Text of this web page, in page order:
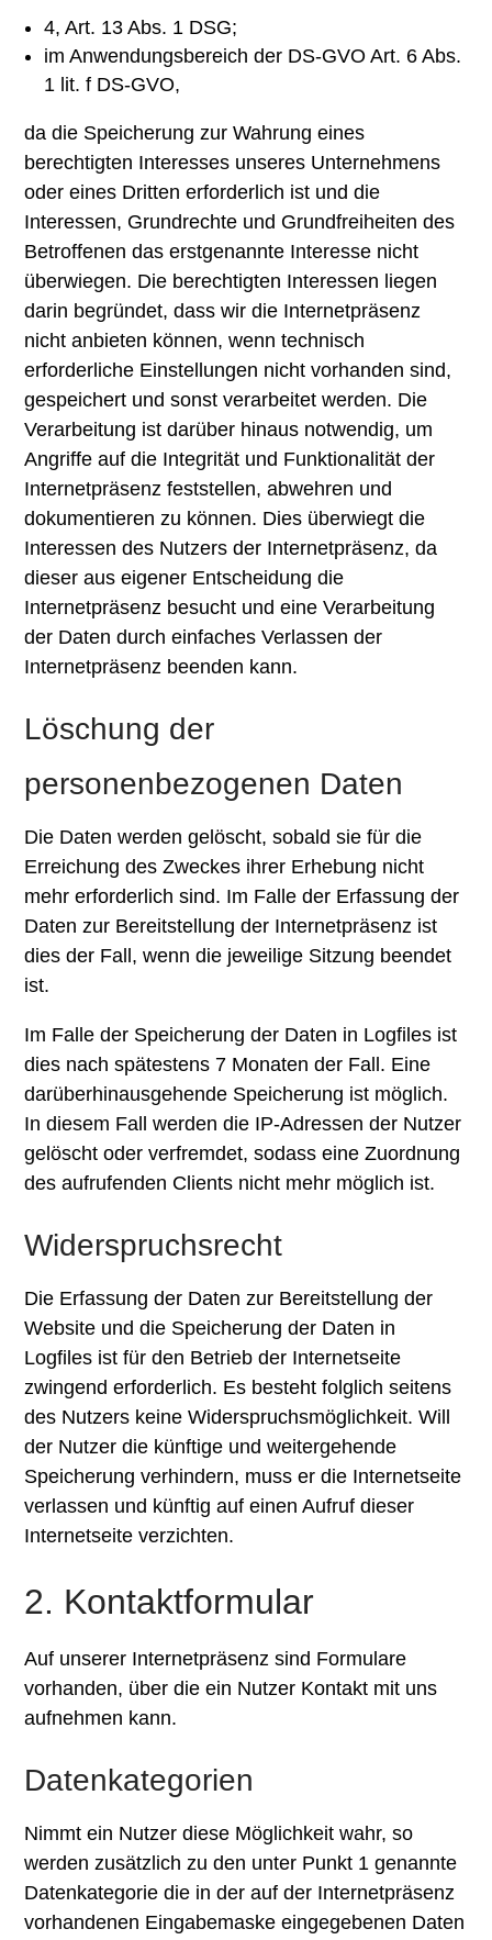
4, Art. 13 Abs. 1 DSG;
im Anwendungsbereich der DS-GVO Art. 6 Abs.
1 lit. f DS-GVO,
da die Speicherung zur Wahrung eines
berechtigten Interesses unseres Unternehmens
oder eines Dritten erforderlich ist und die
Interessen, Grundrechte und Grundfreiheiten des
Betroffenen das erstgenannte Interesse nicht
überwiegen. Die berechtigten Interessen liegen
darin begründet, dass wir die Internetpräsenz
nicht anbieten können, wenn technisch
erforderliche Einstellungen nicht vorhanden sind,
gespeichert und sonst verarbeitet werden. Die
Verarbeitung ist darüber hinaus notwendig, um
Angriffe auf die Integrität und Funktionalität der
Internetpräsenz feststellen, abwehren und
dokumentieren zu können. Dies überwiegt die
Interessen des Nutzers der Internetpräsenz, da
dieser aus eigener Entscheidung die
Internetpräsenz besucht und eine Verarbeitung
der Daten durch einfaches Verlassen der
Internetpräsenz beenden kann.
Löschung der
personenbezogenen Daten
Die Daten werden gelöscht, sobald sie für die
Erreichung des Zweckes ihrer Erhebung nicht
mehr erforderlich sind. Im Falle der Erfassung der
Daten zur Bereitstellung der Internetpräsenz ist
dies der Fall, wenn die jeweilige Sitzung beendet
ist.
Im Falle der Speicherung der Daten in Logfiles ist
dies nach spätestens 7 Monaten der Fall. Eine
darüberhinausgehende Speicherung ist möglich.
In diesem Fall werden die IP-Adressen der Nutzer
gelöscht oder verfremdet, sodass eine Zuordnung
des aufrufenden Clients nicht mehr möglich ist.
Widerspruchsrecht
Die Erfassung der Daten zur Bereitstellung der
Website und die Speicherung der Daten in
Logfiles ist für den Betrieb der Internetseite
zwingend erforderlich. Es besteht folglich seitens
des Nutzers keine Widerspruchsmöglichkeit. Will
der Nutzer die künftige und weitergehende
Speicherung verhindern, muss er die Internetseite
verlassen und künftig auf einen Aufruf dieser
Internetseite verzichten.
2. Kontaktformular
Auf unserer Internetpräsenz sind Formulare
vorhanden, über die ein Nutzer Kontakt mit uns
aufnehmen kann.
Datenkategorien
Nimmt ein Nutzer diese Möglichkeit wahr, so
werden zusätzlich zu den unter Punkt 1 genannte
Datenkategorie die in der auf der Internetpräsenz
vorhandenen Eingabemaske eingegebenen Daten